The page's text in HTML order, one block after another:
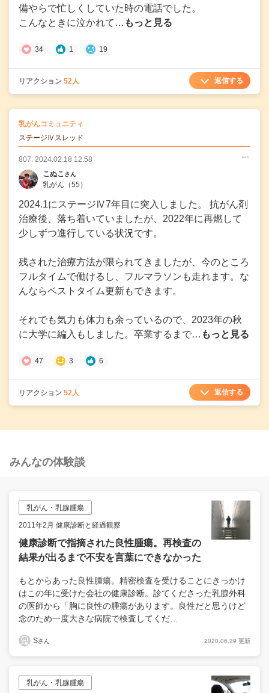
備やらで忙しくしていた時の電話でした。
こんなときに泣かれて… もっと見る
34 1 19
リアクション 52人 返信する
乳がんコミュニティ
ステージⅣスレッド
○ ○ ○
807: 2024.02.18 12:58
こぬこさん
乳がん （55）
2024.1にステージⅣ7年目に突入しました。 抗がん剤
治療後、落ち着いていましたが、2022年に再燃して
少しずつ進行している状況です。
残された治療方法が限られてきましたが、今のところ
フルタイムで働けるし、フルマラソンも走れます。な
んならベストタイム更新もできます。
それでも気力も体力も余っているので、2023年の秋
に大学に編入もしました。卒業するまで… もっと見る
47 3 6
リアクション 52人 返信する
みんなの体験談
乳がん・乳腺腫瘍
2011年2月 健康診断と経過観察
健康診断で指摘された良性腫瘍。再検査の
結果が出るまで不安を言葉にできなかった
もとからあった良性腫瘍。精密検査を受けることにきっかけ
はこの年に受けた会社の健康診断。診てくださった乳腺外科
の医師から「胸に良性の腫瘍があります。良性だと思うけど
念のため一度大きな病院で検査してくだ…
Sさん 2020.06.29 更新
乳がん・乳腺腫瘍